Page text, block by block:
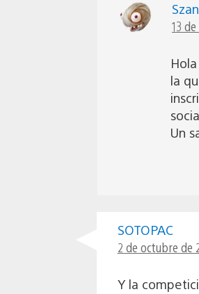
13
la
Un
SOTOPAC
2 de octubre de
Y la